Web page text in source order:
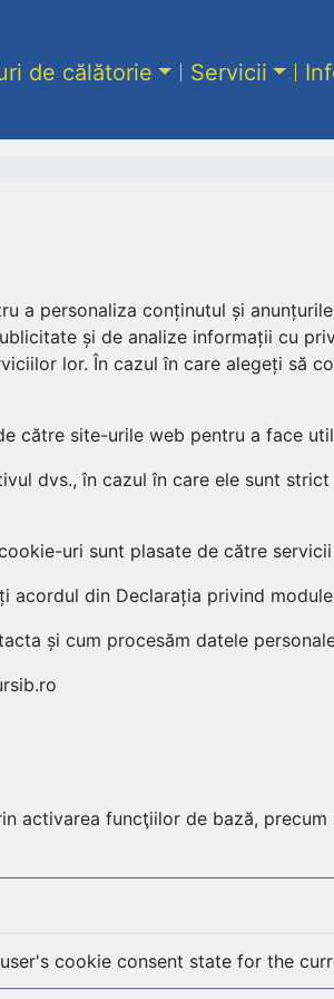
de călătorie Servicii
a personaliza conținutul și
și de analize informații cu
lor. În cazul în care alegeți să
către site-urile web pentru a face
dvs., în cazul în care ele sunt
uri sunt plasate de către
acordul din Declarația privind
și cum procesăm datele
activarea funcţiilor de bază,
cookie consent state for the